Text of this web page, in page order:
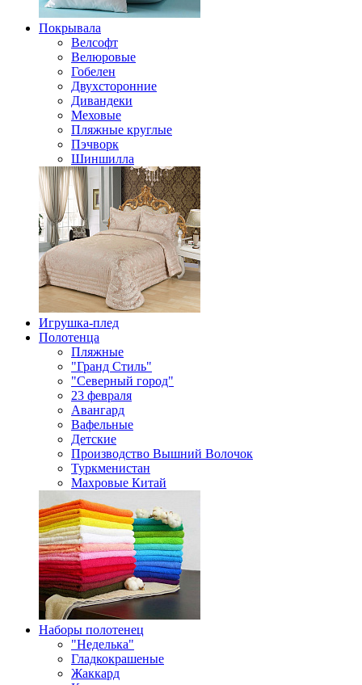
Покрывала
Велсофт
Велюровые
Гобелен
Двухсторонние
Дивандеки
Меховые
Пляжные круглые
Пэчворк
Шиншилла
Игрушка-плед
Полотенца
Пляжные
"Гранд Стиль"
"Северный город"
23 февраля
Авангард
Вафельные
Детские
Производство Вышний Волочок
Туркменистан
Махровые Китай
Наборы полотенец
"Неделька"
Гладкокрашеные
Жаккард